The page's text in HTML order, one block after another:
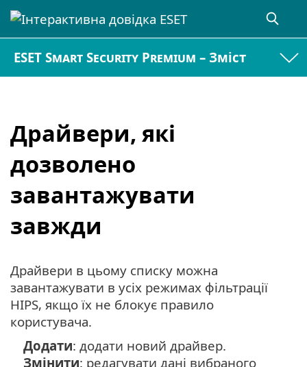
ESET Smart Security Premium – Зміст
Драйвери, які
дозволено
завантажувати
завжди
Драйвери в цьому списку можна
завантажувати в усіх режимах фільтрації
HIPS, якщо їх не блокує правило
користувача.
Додати: додати новий драйвер.
Змінити: редагувати дані вибраного